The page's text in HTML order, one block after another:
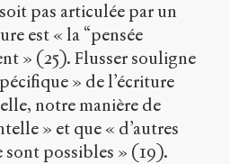
pas articulée par un
est « la “pensée
» (25). Flusser souligne
» de l’écriture
notre manière de
» et que « d’autres
sont possibles » (19).